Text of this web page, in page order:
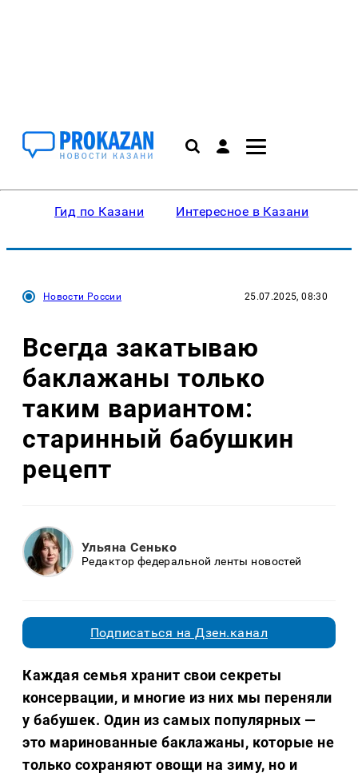
Гид по Казани Интересное в Казани
Новости России 25.07.2025, 08:30
Всегда закатываю
баклажаны только
таким вариантом:
старинный бабушкин
рецепт
Ульяна Сенько
Редактор федеральной ленты новостей
Подписаться на Дзен.канал
Каждая семья хранит свои секреты
консервации, и многие из них мы переняли
у бабушек. Один из самых популярных —
это маринованные баклажаны, которые не
только сохраняют овощи на зиму, но и